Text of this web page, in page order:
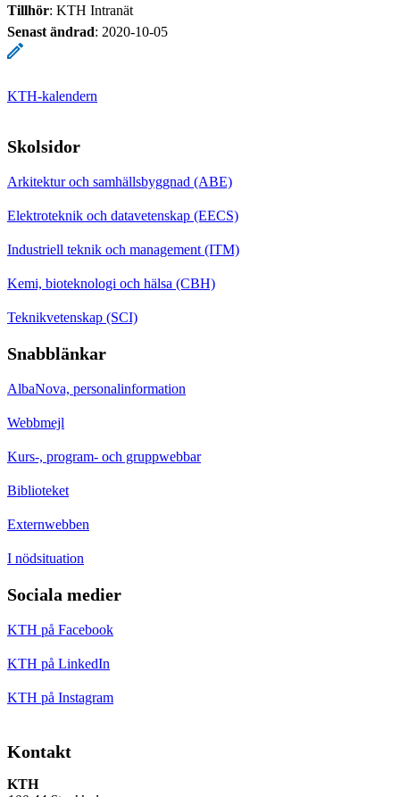
Tillhör: KTH Intranät
Senast ändrad: 2020-10-05
KTH-kalendern
Skolsidor
Arkitektur och samhällsbyggnad (ABE)
Elektroteknik och datavetenskap (EECS)
Industriell teknik och management (ITM)
Kemi, bioteknologi och hälsa (CBH)
Teknikvetenskap (SCI)
Snabblänkar
AlbaNova, personalinformation
Webbmejl
Kurs-, program- och gruppwebbar
Biblioteket
Externwebben
I nödsituation
Sociala medier
KTH på Facebook
KTH på LinkedIn
KTH på Instagram
Kontakt
KTH